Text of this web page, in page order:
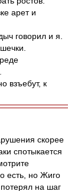
арет и
говорил и я.
взъебут, к
скорее
спотыкается
есть, но Жиго
на шаг